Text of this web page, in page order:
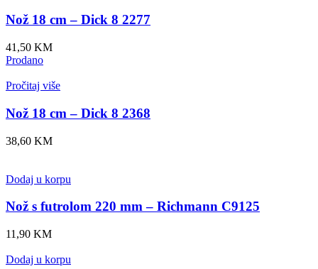
Nož 18 cm – Dick 8 2277
41,50 KM
Prodano
Pročitaj više
Nož 18 cm – Dick 8 2368
38,60 KM
Dodaj u korpu
Nož s futrolom 220 mm – Richmann C9125
11,90 KM
Dodaj u korpu